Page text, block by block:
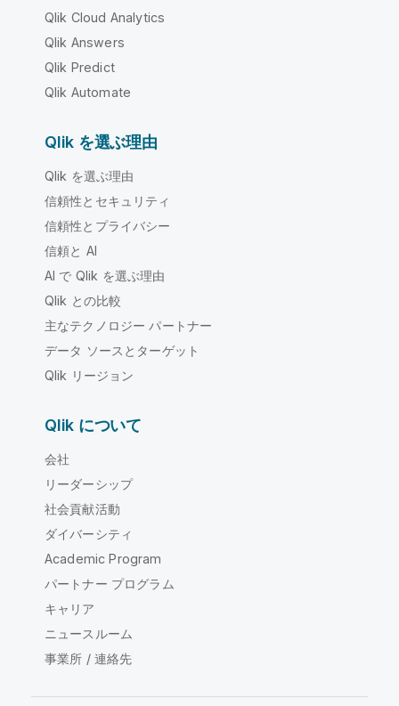
Qlik Cloud Analytics
Qlik Answers
Qlik Predict
Qlik Automate
Qlik を選ぶ理由
Qlik を選ぶ理由
信頼性とセキュリティ
信頼性とプライバシー
信頼と AI
AI で Qlik を選ぶ理由
Qlik との比較
主なテクノロジー パートナー
データ ソースとターゲット
Qlik リージョン
Qlik について
会社
リーダーシップ
社会貢献活動
ダイバーシティ
Academic Program
パートナー プログラム
キャリア
ニュースルーム
事業所 / 連絡先